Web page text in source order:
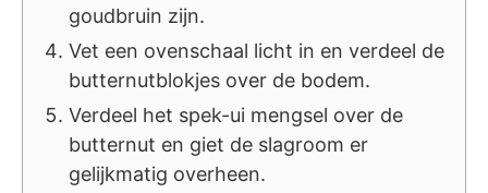
goudbruin zijn.
Vet een ovenschaal licht in en verdeel de
butternutblokjes over de bodem.
Verdeel het spek-ui mengsel over de
butternut en giet de slagroom er
gelijkmatig overheen.